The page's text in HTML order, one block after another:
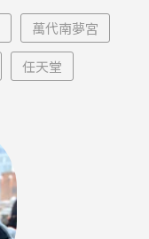
萬代南夢宮
任天堂